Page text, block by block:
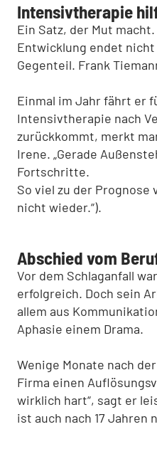
Intensivtherapie
Ein Satz, der Mut
Entwicklung endet
Gegenteil. Frank
Einmal im Jahr fährt er
Intensivtherapie nach
zurückkommt, merkt
Irene. „Gerade
Fortschritte.
So viel zu der Prognose
nicht wieder.“).
Abschied vom
Vor dem Schlaganfall
erfolgreich. Doch sein
allem aus
Aphasie einem Drama.
Wenige Monate nach
Firma einen
wirklich hart“, sagt er
ist auch nach 17 Jahren